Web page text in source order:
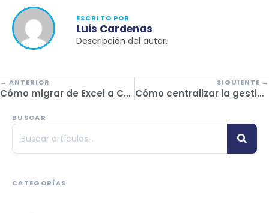
ESCRITO POR
Luis Cardenas
Descripción del autor.
← ANTERIOR
Cómo migrar de Excel a CRM sin perder datos en una agencia de viajes
SIGUIENTE →
Cómo centralizar la gestión de tu agencia sin caos
BUSCAR
CATEGORÍAS